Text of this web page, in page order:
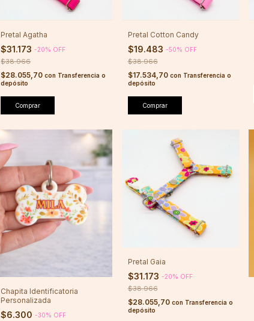
Pretal Agatha
$31.173-20% OFF
$38.966
$28.055,70con Transferencia o
depósito
Comprar
Pretal Cotton Candy
$19.483 -50% OFF
$38.966
$17.534,70 con Transferencia o
depósito
Comprar
Chapita Identificatoria
Personalizada
$6.300-30% OFF
Pretal Gaia
$31.173 -20% OFF
$38.966
$28.055,70 con Transferencia o
depósito